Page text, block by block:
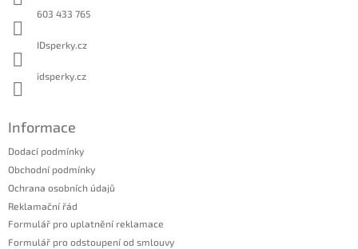
603 433 765
IDsperky.cz
idsperky.cz
Informace
Dodací podmínky
Obchodní podmínky
Ochrana osobních údajů
Reklamační řád
Formulář pro uplatnění reklamace
Formulář pro odstoupení od smlouvy